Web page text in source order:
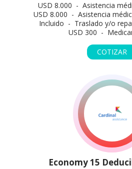
USD 8.000 - Asistencia
USD 8.000 - Asistencia
Incluido - Traslado y/o
USD 300 -
COTIZAR
Economy 15